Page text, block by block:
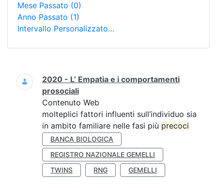
Mese Passato (0)
Anno Passato (1)
Intervallo Personalizzato…
Ricerca
2020 - L’ Empatia e i comportamenti
prosociali
Contenuto Web
molteplici fattori influenti sull’individuo sia
in ambito familiare nelle fasi più precoci
BANCA BIOLOGICA
REGISTRO NAZIONALE GEMELLI
TWINS
RNG GEMELLI